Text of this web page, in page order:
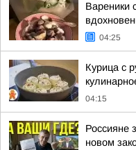
Вареники
04:25
Курица с
04:15
Россияне
новом